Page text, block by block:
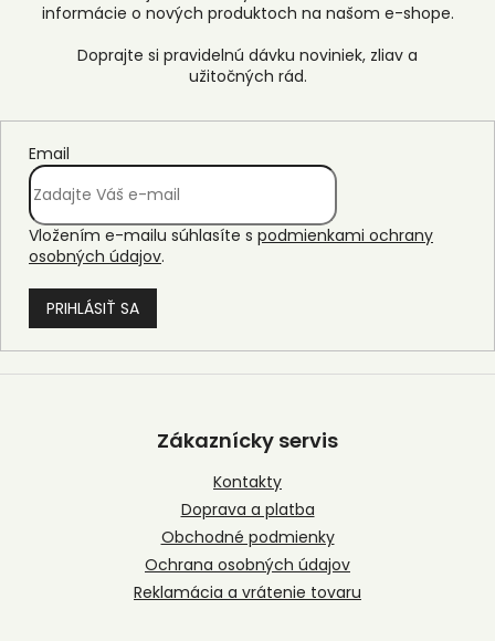
informácie o nových produktoch na našom e-shope.
Email
Vložením e-mailu súhlasíte s podmienkami ochrany
osobných údajov.
PRIHLÁSIŤ SA
Z
Zákaznícky servis
Kontakty
Doprava a platba
Obchodné podmienky
Ochrana osobných údajov
Reklamácia a vrátenie tovaru